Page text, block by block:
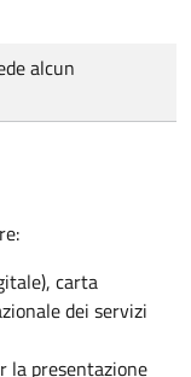
alcun
carta
dei servizi
la presentazione